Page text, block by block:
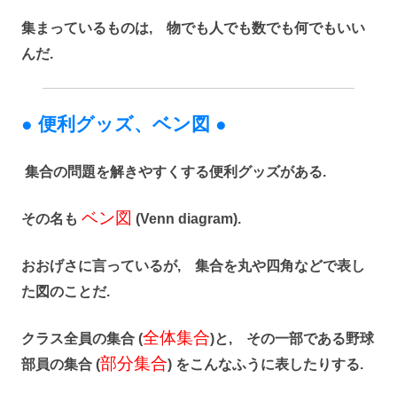
集まっているものは, 物でも人でも数でも何でもいい
んだ.
● 便利グッズ、ベン図 ●
集合の問題を解きやすくする便利グッズがある.
その名も ベン図 (Venn diagram).
おおげさに言っているが, 集合を丸や四角などで表し
た図のことだ.
クラス全員の集合 (全体集合)と, その一部である野球
部員の集合 (部分集合) をこんなふうに表したりする.